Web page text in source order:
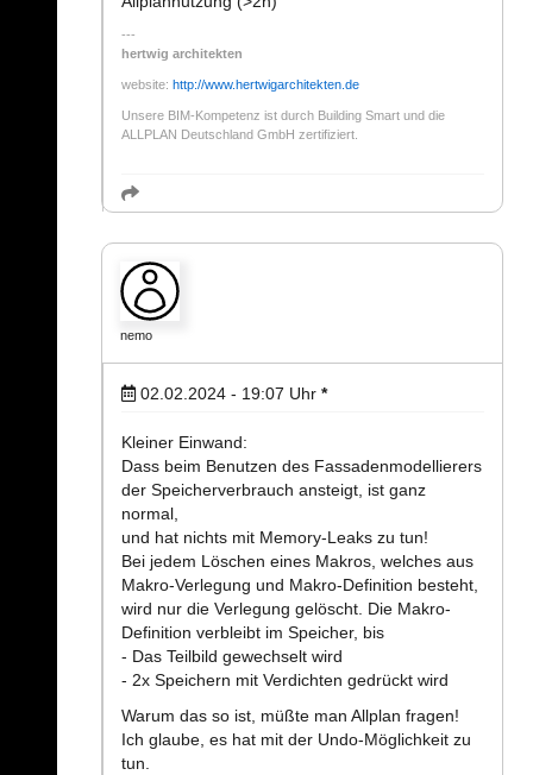
hertwig architekten
website: http://www.hertwigarchitekten.de
Unsere BIM-Kompetenz ist durch Building Smart und die
ALLPLAN Deutschland GmbH zertifiziert.
nemo
02.02.2024 - 19:07 Uhr *
Kleiner Einwand:
Dass beim Benutzen des Fassadenmodellierers
der Speicherverbrauch ansteigt, ist ganz
normal,
und hat nichts mit Memory-Leaks zu tun!
Bei jedem Löschen eines Makros, welches aus
Makro-Verlegung und Makro-Definition besteht,
wird nur die Verlegung gelöscht. Die Makro-
Definition verbleibt im Speicher, bis
- Das Teilbild gewechselt wird
- 2x Speichern mit Verdichten gedrückt wird
Warum das so ist, müßte man Allplan fragen!
Ich glaube, es hat mit der Undo-Möglichkeit zu
tun.